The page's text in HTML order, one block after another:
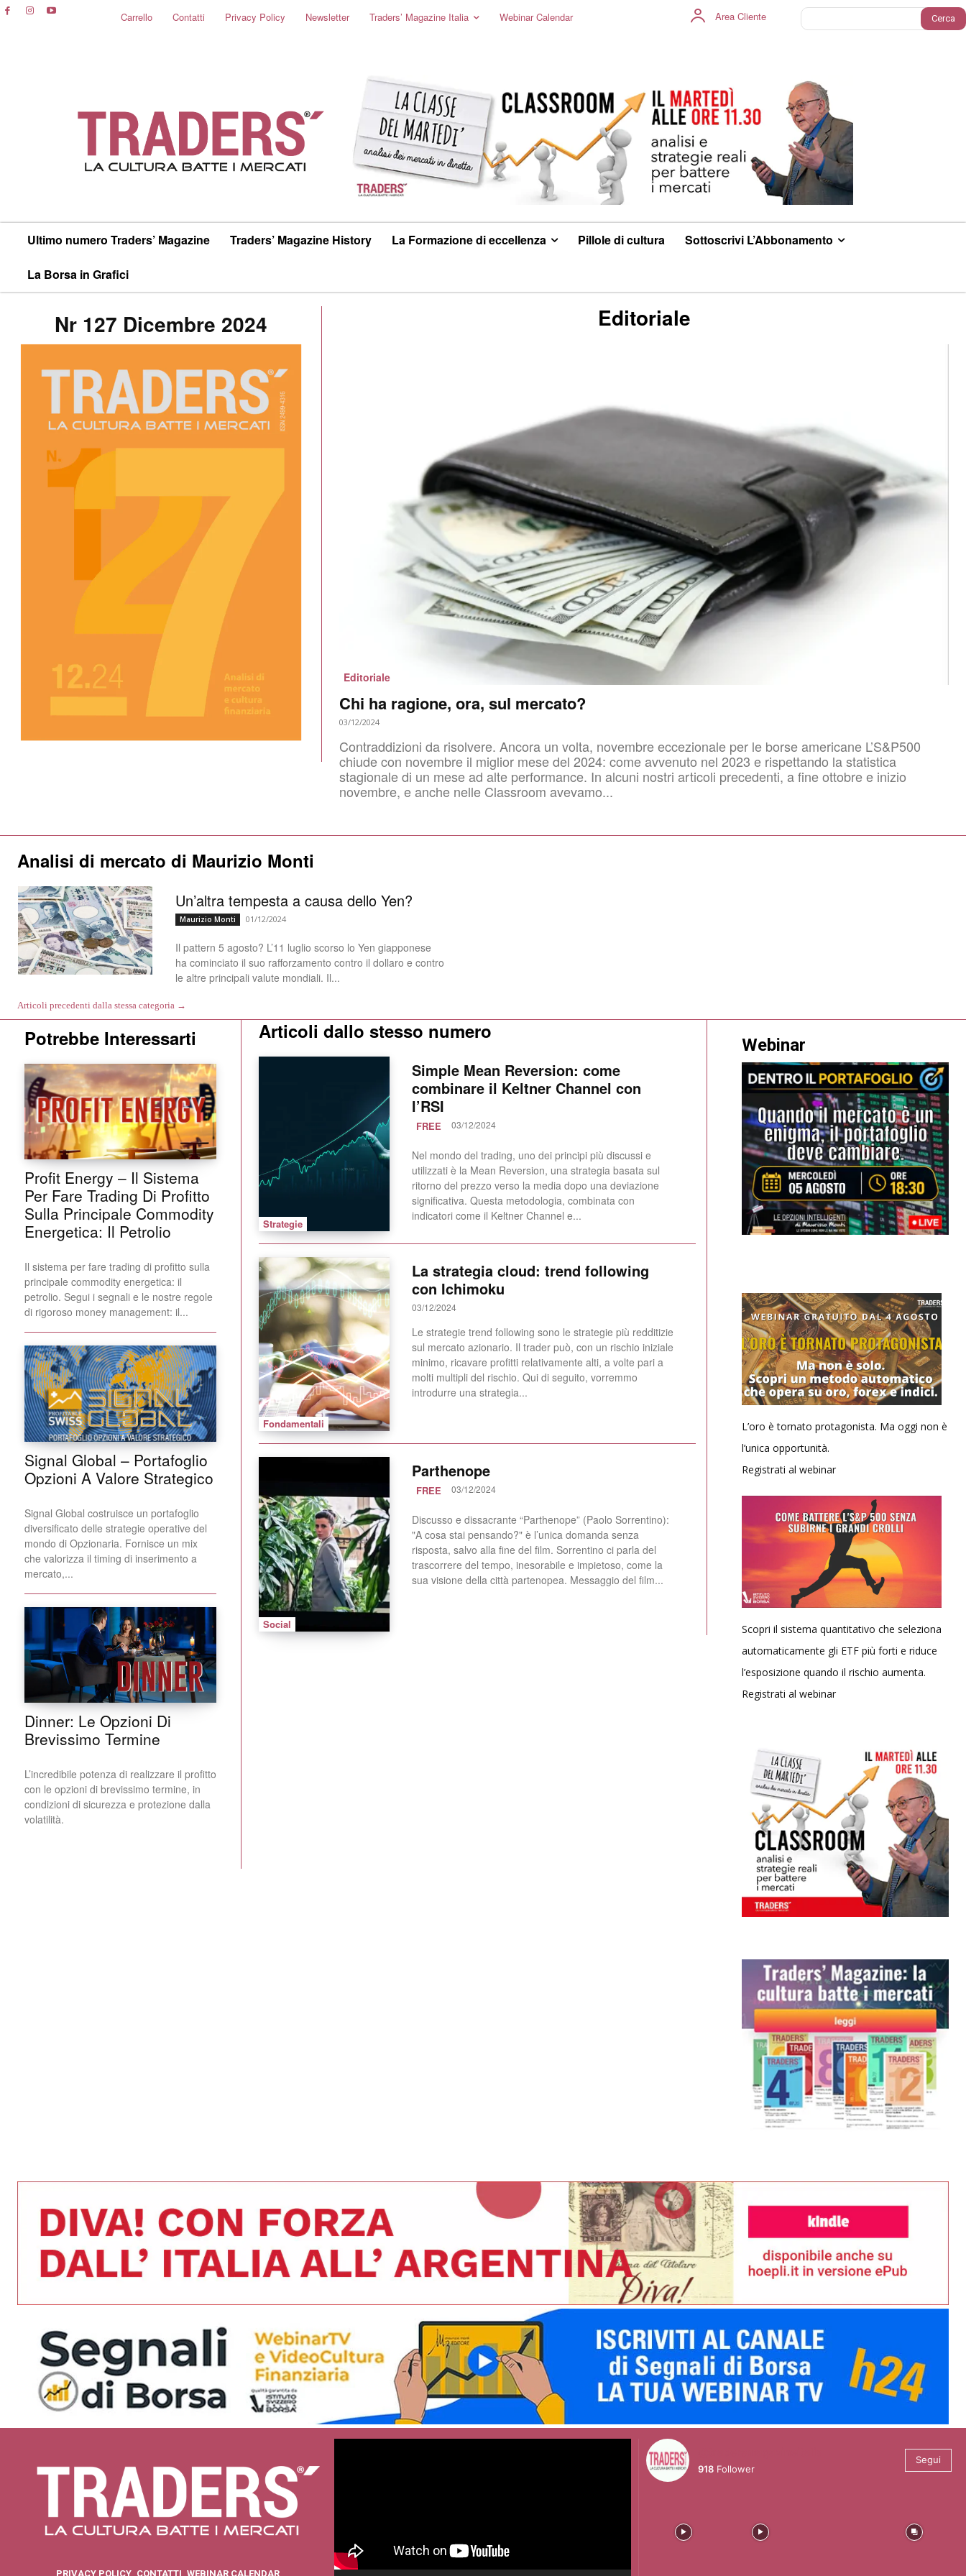
Carrello Contatti Privacy Policy Newsletter Traders’ Magazine Italia Webinar Calendar Area Cliente Cerca
Ultimo numero Traders’ Magazine Traders’ Magazine History La Formazione di eccellenza Pillole di cultura Sottoscrivi L’Abbonamento
La Borsa in Grafici
Nr 127 Dicembre 2024 Editoriale
Editoriale
Chi ha ragione, ora, sul mercato?
03/12/2024
Contraddizioni da risolvere. Ancora un volta, novembre eccezionale per le borse americane L’S&P500
chiude con novembre il miglior mese del 2024: come avvenuto nel 2023 e rispettando la statistica
stagionale di un mese ad alte performance. In alcuni nostri articoli precedenti, a fine ottobre e inizio
novembre, e anche nelle Classroom avevamo...
Analisi di mercato di Maurizio Monti
Un’altra tempesta a causa dello Yen?
Maurizio Monti 01/12/2024
Il pattern 5 agosto? L’11 luglio scorso lo Yen giapponese
ha cominciato il suo rafforzamento contro il dollaro e contro
le altre principali valute mondiali. Il...
Articoli precedenti dalla stessa categoria →
Potrebbe Interessarti
Profit Energy – Il Sistema
Per Fare Trading Di Profitto
Sulla Principale Commodity
Energetica: Il Petrolio
Il sistema per fare trading di profitto sulla
principale commodity energetica: il
petrolio. Segui i segnali e le nostre regole
di rigoroso money management: il...
Signal Global – Portafoglio
Opzioni A Valore Strategico
Signal Global costruisce un portafoglio
diversificato delle strategie operative del
mondo di Opzionaria. Fornisce un mix
che valorizza il timing di inserimento a
mercato,...
Dinner: Le Opzioni Di
Brevissimo Termine
L’incredibile potenza di realizzare il profitto
con le opzioni di brevissimo termine, in
condizioni di sicurezza e protezione dalla
volatilità.
Articoli dallo stesso numero
Strategie
Simple Mean Reversion: come
combinare il Keltner Channel con
l’RSI
FREE 03/12/2024
Nel mondo del trading, uno dei principi più discussi e
utilizzati è la Mean Reversion, una strategia basata sul
ritorno del prezzo verso la media dopo una deviazione
significativa. Questa metodologia, combinata con
indicatori come il Keltner Channel e...
Fondamentali
La strategia cloud: trend following
con Ichimoku
03/12/2024
Le strategie trend following sono le strategie più redditizie
sul mercato azionario. Il trader può, con un rischio iniziale
minimo, ricavare profitti relativamente alti, a volte pari a
molti multipli del rischio. Qui di seguito, vorremmo
introdurre una strategia...
Social
Parthenope
FREE 03/12/2024
Discusso e dissacrante “Parthenope” (Paolo Sorrentino):
"A cosa stai pensando?" è l’unica domanda senza
risposta, salvo alla fine del film. Sorrentino ci parla del
trascorrere del tempo, inesorabile e impietoso, come la
sua visione della città partenopea. Messaggio del film...
Webinar
L’oro è tornato protagonista. Ma oggi non è
l’unica opportunità.
Registrati al webinar
Scopri il sistema quantitativo che seleziona
automaticamente gli ETF più forti e riduce
l’esposizione quando il rischio aumenta.
Registrati al webinar
PRIVACY POLICY CONTATTI WEBINAR CALENDAR
918 Follower
Segui